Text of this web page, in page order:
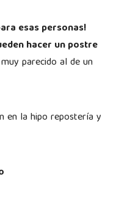
esas personas!
hacer un postre
parecido al de un
en la hipo repostería y